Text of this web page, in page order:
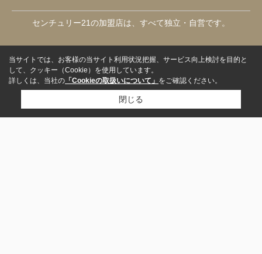
センチュリー21の加盟店は、すべて独立・自営です。
当サイトでは、お客様の当サイト利用状況把握、サービス向上検討を目的と
して、クッキー（Cookie）を使用しています。
詳しくは、当社の 「Cookieの取扱いについて」 をご確認ください。
閉じる